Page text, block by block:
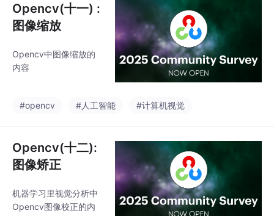
Opencv(十一) :
图像缩放
Opencv中图像缩放的
内容
#opencv #人工智能 #计算机视觉
Opencv(十二):
图像矫正
机器学习里视觉分析中
Opencv图像校正的内